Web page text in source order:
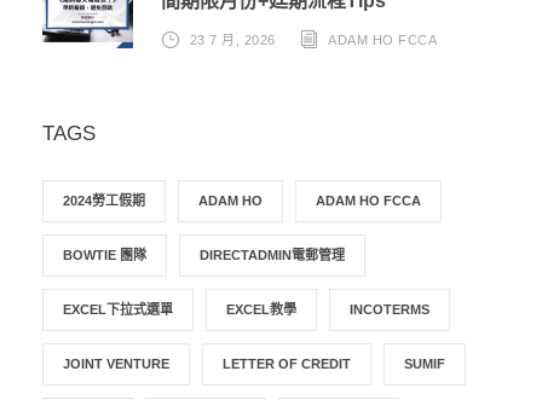
23 7 月, 2026 ADAM HO FCCA
TAGS
2024勞工假期 ADAM HO ADAM HO FCCA
BOWTIE 團隊 DIRECTADMIN電郵管理
EXCEL下拉式選單 EXCEL教學 INCOTERMS
JOINT VENTURE LETTER OF CREDIT SUMIF